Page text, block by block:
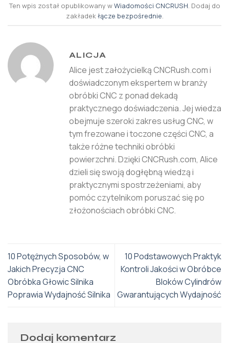
Ten wpis został opublikowany wWiadomości CNCRUSH. Dodaj do
zakładekłącze bezpośrednie.
ALICJA
Alice jest założycielką CNCRush.com i
doświadczonym ekspertem w branży
obróbki CNC z ponad dekadą
praktycznego doświadczenia. Jej wiedza
obejmuje szeroki zakres usług CNC, w
tym frezowane i toczone części CNC, a
także różne techniki obróbki
powierzchni. Dzięki CNCRush.com, Alice
dzieli się swoją dogłębną wiedzą i
praktycznymi spostrzeżeniami, aby
pomóc czytelnikom poruszać się po
złożonościach obróbki CNC.
10 Potężnych Sposobów, w
Jakich Precyzja CNC
Obróbka Głowic Silnika
Poprawia Wydajność Silnika
10 Podstawowych Praktyk
Kontroli Jakości w Obróbce
Bloków Cylindrów
Gwarantujących Wydajność
Dodaj komentarz